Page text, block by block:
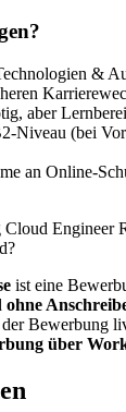
&
aber
Niveau (bei
an Online-
Engineer
ist eine
ohne
Bewerbung
über